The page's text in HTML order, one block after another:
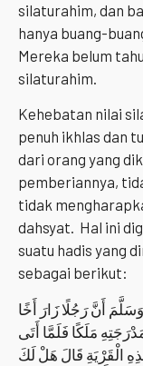
silaturahim, dan
hanya buang-
Mereka belum
silaturahim.
Kehebatan nilai
penuh ikhlas dan
dari orang yang
pemberiannya,
tidak
dahsyat. Hal ini
suatu hadis yang
sebagai berikut:
أَنَّ رَجُلًا زَارَ أَخًا
مَلَكًا فَلَمَّا أَتَى
الْقَرْيَةِ قَالَ هَلْ لَكَ